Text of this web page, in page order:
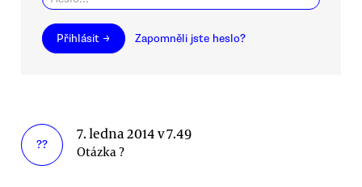
Přihlásit → Zapomněli jste heslo?
??
7. ledna 2014 v 7.49
Otázka ?